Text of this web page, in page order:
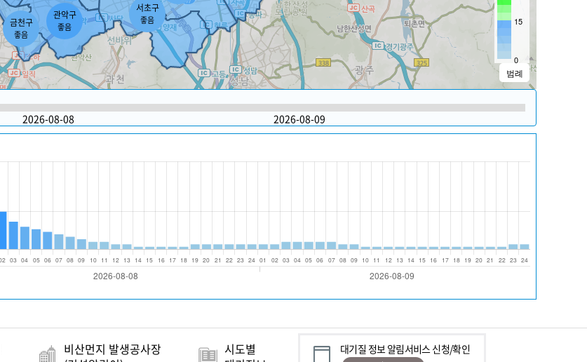
관악구
좋음
금천구
좋음
서초구
좋음 15
0
범례
2026-08-08 2026-08-09
비산먼지 발생공사장
시도별
대기질 정보 알림서비스 신청/확인